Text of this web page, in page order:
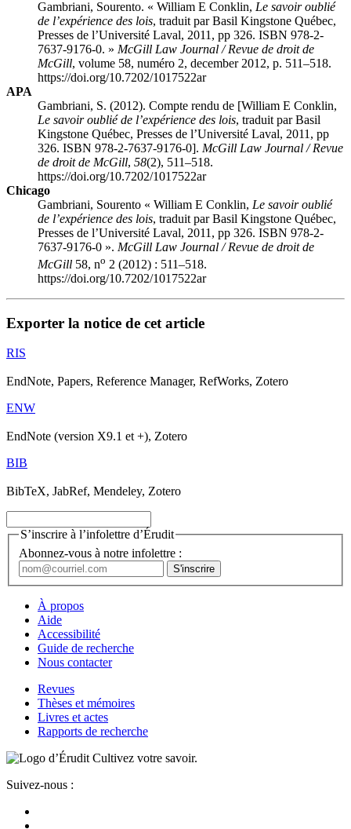
Gambriani, Sourento. « William E Conklin, Le savoir oublié
de l’expérience des lois, traduit par Basil Kingstone Québec,
Presses de l’Université Laval, 2011, pp 326. ISBN 978-2-
7637-9176-0. » McGill Law Journal / Revue de droit de
McGill, volume 58, numéro 2, december 2012, p. 511–518.
https://doi.org/10.7202/1017522ar
APA
Gambriani, S. (2012). Compte rendu de [William E Conklin,
Le savoir oublié de l’expérience des lois, traduit par Basil
Kingstone Québec, Presses de l’Université Laval, 2011, pp
326. ISBN 978-2-7637-9176-0]. McGill Law Journal / Revue
de droit de McGill, 58(2), 511–518.
https://doi.org/10.7202/1017522ar
Chicago
Gambriani, Sourento « William E Conklin, Le savoir oublié
de l’expérience des lois, traduit par Basil Kingstone Québec,
Presses de l’Université Laval, 2011, pp 326. ISBN 978-2-
7637-9176-0 ». McGill Law Journal / Revue de droit de
McGill 58, no 2 (2012) : 511–518.
https://doi.org/10.7202/1017522ar
Exporter la notice de cet article
RIS
EndNote, Papers, Reference Manager, RefWorks, Zotero
ENW
EndNote (version X9.1 et +), Zotero
BIB
BibTeX, JabRef, Mendeley, Zotero
S’inscrire à l’infolettre d’Érudit
Abonnez-vous à notre infolettre :
À propos
Aide
Accessibilité
Guide de recherche
Nous contacter
Revues
Thèses et mémoires
Livres et actes
Rapports de recherche
Cultivez votre savoir.
Suivez-nous :